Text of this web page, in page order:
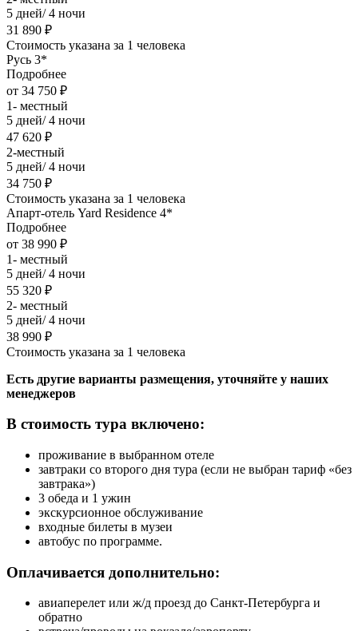
5 дней/ 4 ночи
31 890 ₽
Стоимость указана за 1 человека
Русь 3*
Подробнее
от 34 750 ₽
1- местный
5 дней/ 4 ночи
47 620 ₽
2-местный
5 дней/ 4 ночи
34 750 ₽
Стоимость указана за 1 человека
Апарт-отель Yard Residence 4*
Подробнее
от 38 990 ₽
1- местный
5 дней/ 4 ночи
55 320 ₽
2- местный
5 дней/ 4 ночи
38 990 ₽
Стоимость указана за 1 человека
Есть другие варианты размещения, уточняйте у наших
менеджеров
В стоимость тура включено:
проживание в выбранном отеле
завтраки со второго дня тура (если не выбран тариф «без
завтрака»)
3 обеда и 1 ужин
экскурсионное обслуживание
входные билеты в музеи
автобус по программе.
Оплачивается дополнительно:
авиаперелет или ж/д проезд до Санкт-Петербурга и
обратно